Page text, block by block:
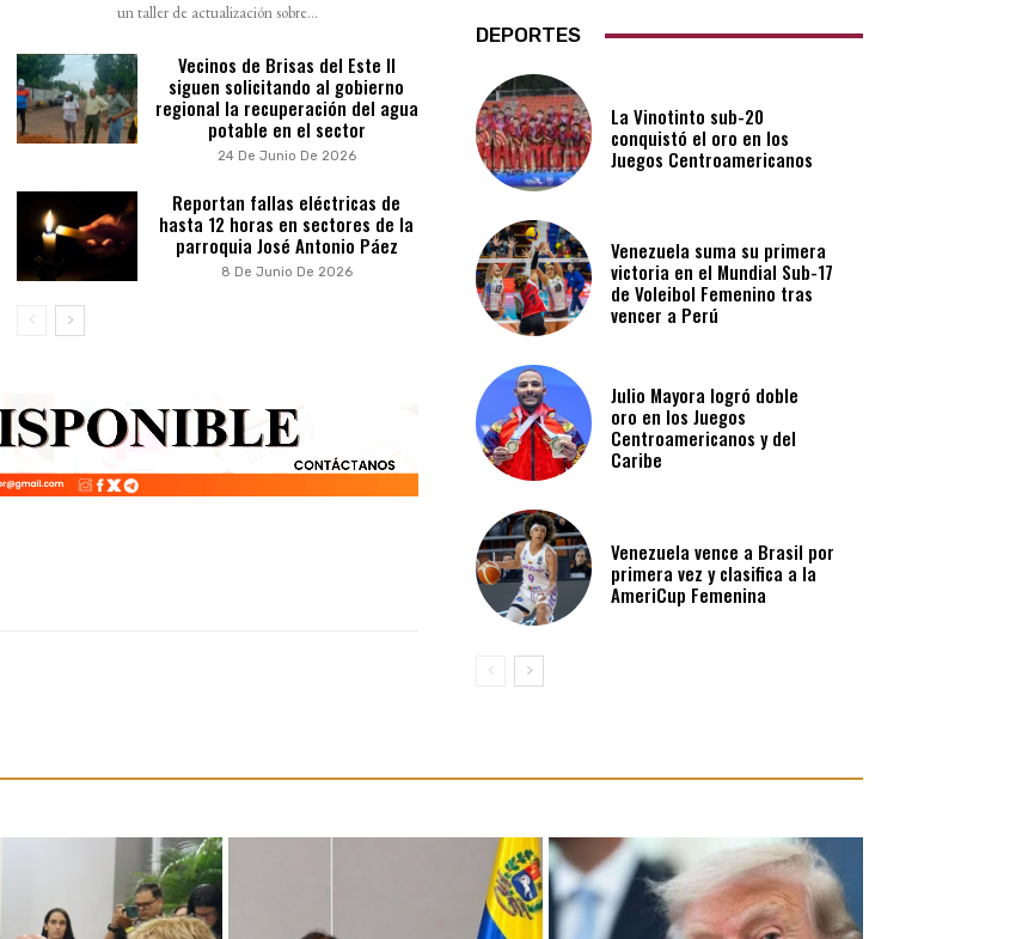
un taller de actualización sobre...
Vecinos de Brisas del Este II
siguen solicitando al gobierno
regional la recuperación del agua
potable en el sector
24 De Junio De 2026
Reportan fallas eléctricas de
hasta 12 horas en sectores de la
parroquia José Antonio Páez
8 De Junio De 2026
DEPORTES
La Vinotinto sub-20
conquistó el oro en los
Juegos Centroamericanos
Venezuela suma su primera
victoria en el Mundial Sub-17
de Voleibol Femenino tras
vencer a Perú
Julio Mayora logró doble
oro en los Juegos
Centroamericanos y del
Caribe
Venezuela vence a Brasil por
primera vez y clasifica a la
AmeriCup Femenina​